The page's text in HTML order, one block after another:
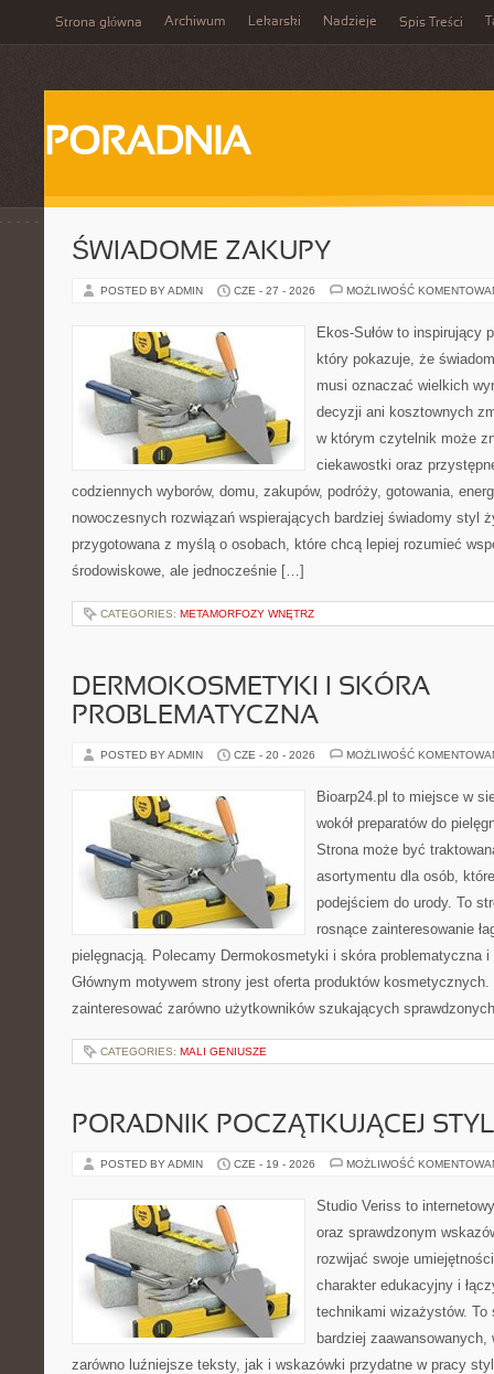
Strona główna Archiwum Lekarski Nadzieje Spis Treści
PORADNIA
ŚWIADOME ZAKUPY
POSTED BY ADMIN CZE - 27 - 2026 MOŻLIWOŚĆ
Ekos-Sułów to inspirujący
który pokazuje, że
musi oznaczać wielkich
decyzji ani kosztownych
w którym czytelnik może
ciekawostki oraz
codziennych wyborów, domu, zakupów, podróży, gotowania,
nowoczesnych rozwiązań wspierających bardziej świadomy styl
przygotowana z myślą o osobach, które chcą lepiej rozumieć
środowiskowe, ale jednocześnie […]
CATEGORIES: METAMORFOZY WNĘTRZ
DERMOKOSMETYKI I SKÓRA
PROBLEMATYCZNA
POSTED BY ADMIN CZE - 20 - 2026 MOŻLIWOŚĆ
Bioarp24.pl to miejsce w
wokół preparatów do
Strona może być
asortymentu dla osób,
podejściem do urody. To
rosnące zainteresowanie
pielęgnacją. Polecamy Dermokosmetyki i skóra problematyczna i
Głównym motywem strony jest oferta produktów
zainteresować zarówno użytkowników szukających
CATEGORIES: MALI GENIUSZE
PORADNIK POCZĄTKUJĄCEJ
POSTED BY ADMIN CZE - 19 - 2026 MOŻLIWOŚĆ
Studio Veriss to
oraz sprawdzonym
rozwijać swoje
charakter edukacyjny i
technikami wizażystów.
bardziej
zarówno luźniejsze teksty, jak i wskazówki przydatne w pracy